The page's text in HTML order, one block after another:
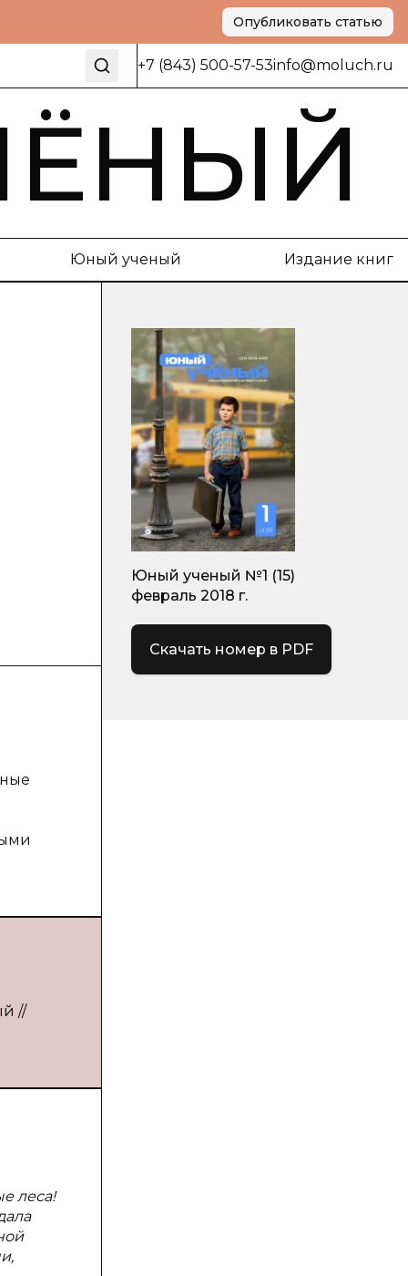
Опубликовать статью
+7 (843) 500-57-53info@moluch.ru
Юный ученый Издание книг
//
леса!
Юный ученый №1 (15)
февраль 2018 г.
Скачать номер в PDF